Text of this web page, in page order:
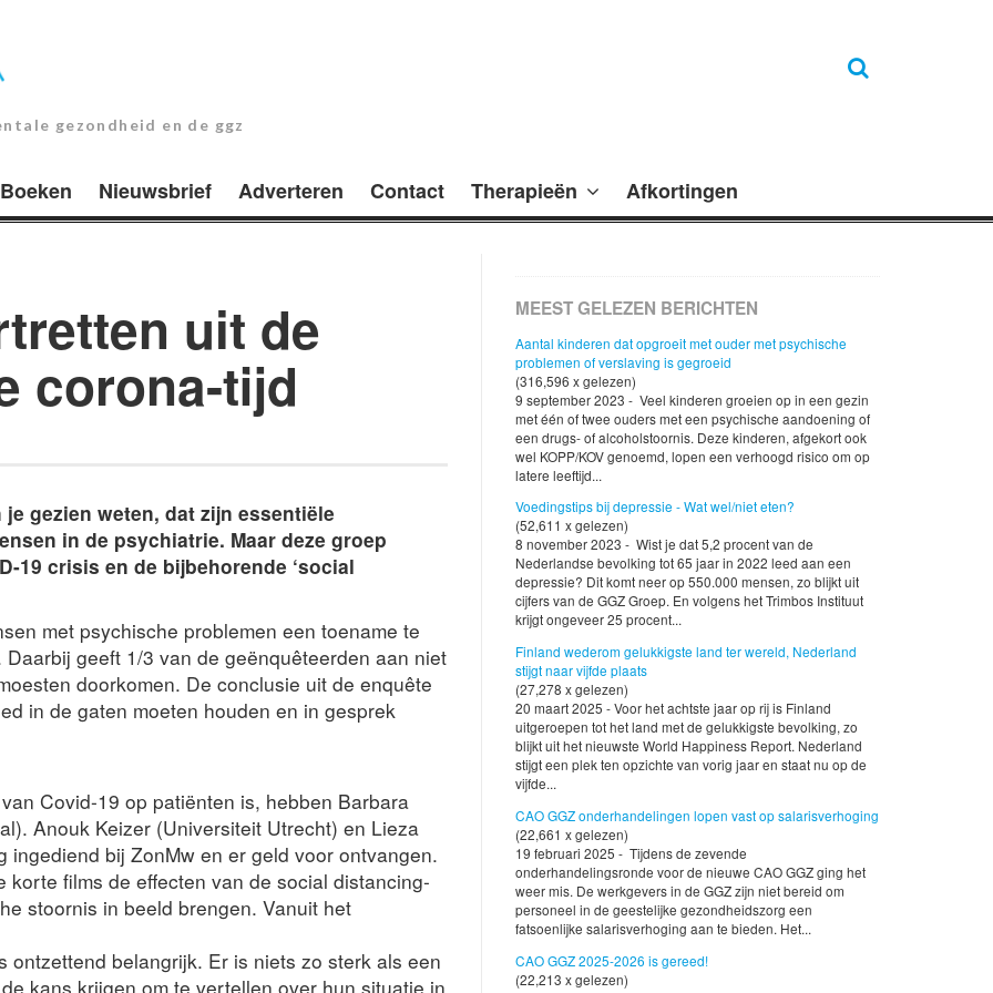
gezondheid en de ggz
Boeken Nieuwsbrief Adverteren Contact Therapieën Afkortingen
uit de
corona-tijd
gezien weten, dat zijn essentiële
in de psychiatrie. Maar deze groep
19 crisis en de bijbehorende ‘social
met psychische problemen een toename te
geeft 1/3 van de geënquêteerden aan niet
doorkomen. De conclusie uit de enquête
in de gaten moeten houden en in gesprek
Covid-19 op patiënten is, hebben Barbara
Anouk Keizer (Universiteit Utrecht) en Lieza
bij ZonMw en er geld voor ontvangen.
films de effecten van de social distancing-
stoornis in beeld brengen. Vanuit het
ontzettend belangrijk. Er is niets zo sterk als een
kans krijgen om te vertellen over hun situatie in
MEEST GELEZEN BERICHTEN
Aantal kinderen dat opgroeit met ouder met psychische
problemen of verslaving is gegroeid
(316,596 x gelezen)
9 september 2023 - Veel kinderen groeien op in een gezin
met één of twee ouders met een psychische aandoening of
een drugs- of alcoholstoornis. Deze kinderen, afgekort ook
wel KOPP/KOV genoemd, lopen een verhoogd risico om op
latere leeftijd...
Voedingstips bij depressie - Wat wel/niet eten?
(52,611 x gelezen)
8 november 2023 - Wist je dat 5,2 procent van de
Nederlandse bevolking tot 65 jaar in 2022 leed aan een
depressie? Dit komt neer op 550.000 mensen, zo blijkt uit
cijfers van de GGZ Groep. En volgens het Trimbos Instituut
krijgt ongeveer 25 procent...
Finland wederom gelukkigste land ter wereld, Nederland
stijgt naar vijfde plaats
(27,278 x gelezen)
20 maart 2025 - Voor het achtste jaar op rij is Finland
uitgeroepen tot het land met de gelukkigste bevolking, zo
blijkt uit het nieuwste World Happiness Report. Nederland
stijgt een plek ten opzichte van vorig jaar en staat nu op de
vijfde...
CAO GGZ onderhandelingen lopen vast op salarisverhoging
(22,661 x gelezen)
19 februari 2025 - Tijdens de zevende
onderhandelingsronde voor de nieuwe CAO GGZ ging het
weer mis. De werkgevers in de GGZ zijn niet bereid om
personeel in de geestelijke gezondheidszorg een
fatsoenlijke salarisverhoging aan te bieden. Het...
CAO GGZ 2025-2026 is gereed!
(22,213 x gelezen)